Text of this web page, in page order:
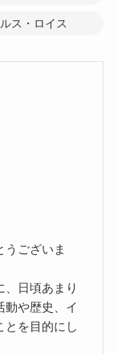
ス・ロイス
うございま
、日頃あまり
動や歴史、イ
とを目的にし